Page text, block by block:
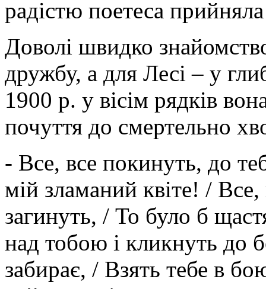
радістю поетеса
Доволі швидко
дружбу, а для Лесі – у
1900 р. у вісім рядків
почуття до смертельно
- Все, все покинуть, до
мій зламаний квіте! /
загинуть, / То було б
над тобою і кликнуть до
забирає, / Взять тебе в